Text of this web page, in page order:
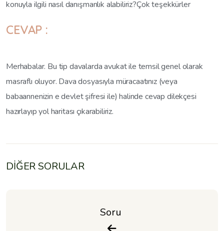
konuyla ilgili nasıl danışmanlık alabiliriz?Çok teşekkürler
CEVAP :
Merhabalar. Bu tip davalarda avukat ile temsil genel olarak
masraflı oluyor. Dava dosyasıyla müracaatınız (veya
babaannenizin e devlet şifresi ile) halinde cevap dilekçesi
hazırlayıp yol haritası çıkarabiliriz.
DİĞER SORULAR
Soru